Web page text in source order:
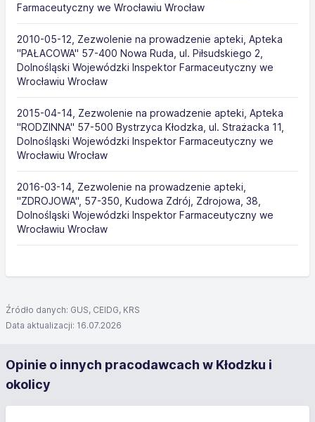
Farmaceutyczny we Wrocławiu Wrocław
2010-05-12, Zezwolenie na prowadzenie apteki, Apteka
"PAŁACOWA" 57-400 Nowa Ruda, ul. Piłsudskiego 2,
Dolnośląski Wojewódzki Inspektor Farmaceutyczny we
Wrocławiu Wrocław
2015-04-14, Zezwolenie na prowadzenie apteki, Apteka
"RODZINNA" 57-500 Bystrzyca Kłodzka, ul. Strażacka 11,
Dolnośląski Wojewódzki Inspektor Farmaceutyczny we
Wrocławiu Wrocław
2016-03-14, Zezwolenie na prowadzenie apteki,
"ZDROJOWA", 57-350, Kudowa Zdrój, Zdrojowa, 38,
Dolnośląski Wojewódzki Inspektor Farmaceutyczny we
Wrocławiu Wrocław
Źródło danych: GUS, CEIDG, KRS
Data aktualizacji: 16.07.2026
Opinie o innych pracodawcach w Kłodzku i
okolicy